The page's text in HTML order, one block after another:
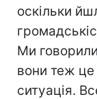
оскільки
Ми
вони теж
ситуація.